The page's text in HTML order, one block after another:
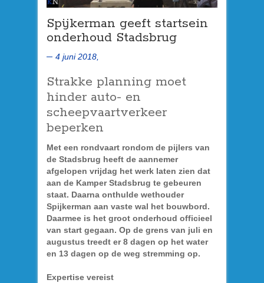
Spijkerman geeft startsein
onderhoud Stadsbrug
4 juni 2018,
Strakke planning moet
hinder auto- en
scheepvaartverkeer
beperken
Met een rondvaart rondom de pijlers van
de Stadsbrug heeft de aannemer
afgelopen vrijdag het werk laten zien dat
aan de Kamper Stadsbrug te gebeuren
staat. Daarna onthulde wethouder
Spijkerman aan vaste wal het bouwbord.
Daarmee is het groot onderhoud officieel
van start gegaan. Op de grens van juli en
augustus treedt er 8 dagen op het water
en 13 dagen op de weg stremming op.
Expertise vereist